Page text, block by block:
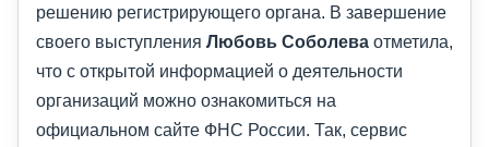
решению регистрирующего органа. В завершение
своего выступления Любовь Соболева отметила,
что с открытой информацией о деятельности
организаций можно ознакомиться на
официальном сайте ФНС России. Так, сервис